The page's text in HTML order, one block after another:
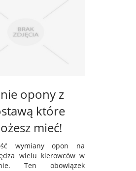
opony z
które
mieć!
wymiany opon na
wielu kierowców w
Ten obowiązek